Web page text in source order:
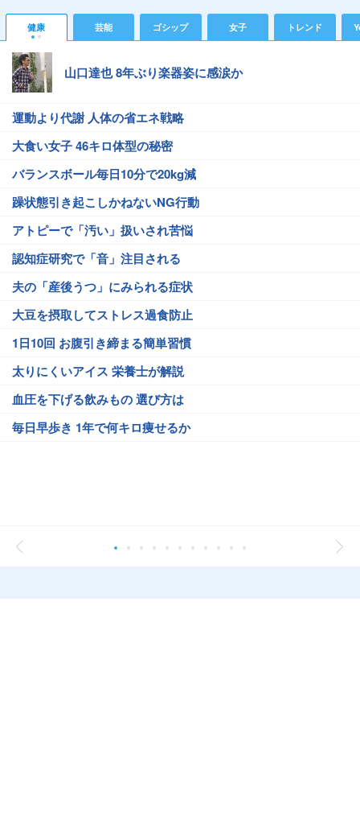
健康 芸能 ゴシップ 女子 トレンド
山口達也 8年ぶり楽器姿に感涙か
運動より代謝 人体の省エネ戦略
大食い女子 46キロ体型の秘密
バランスボール毎日10分で20kg減
躁状態引き起こしかねないNG行動
アトピーで「汚い」扱いされ苦悩
認知症研究で「音」注目される
夫の「産後うつ」にみられる症状
大豆を摂取してストレス過食防止
1日10回 お腹引き締まる簡単習慣
太りにくいアイス 栄養士が解説
血圧を下げる飲みもの 選び方は
毎日早歩き 1年で何キロ痩せるか